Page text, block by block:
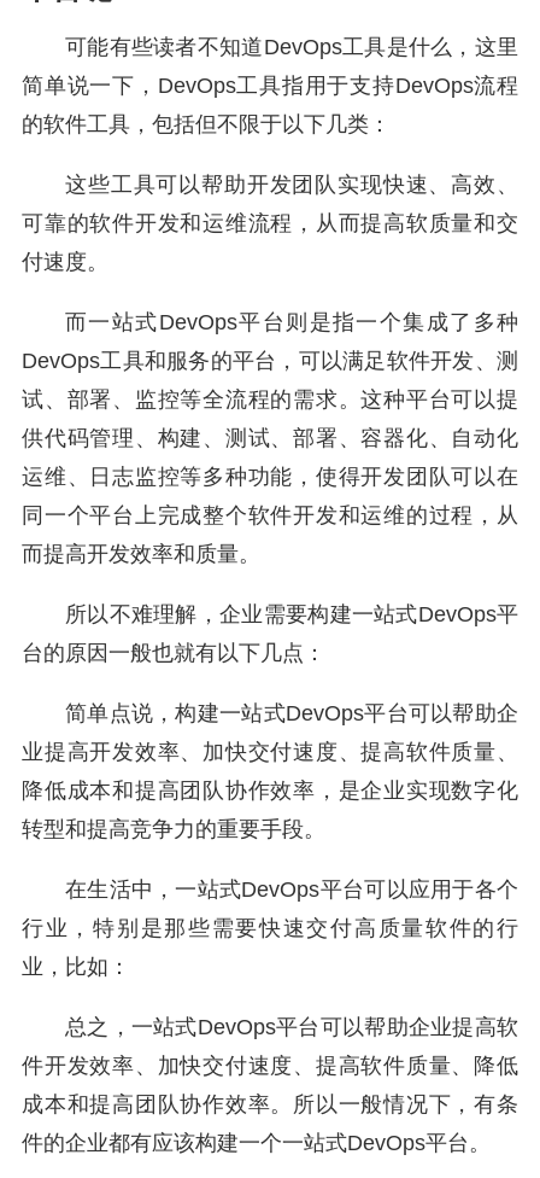
可能有些读者不知道DevOps工具是什么，这里
简单说一下，DevOps工具指用于支持DevOps流程
的软件工具，包括但不限于以下几类：
这些工具可以帮助开发团队实现快速、高效、
可靠的软件开发和运维流程，从而提高软质量和交
付速度。
而一站式DevOps平台则是指一个集成了多种
DevOps工具和服务的平台，可以满足软件开发、测
试、部署、监控等全流程的需求。这种平台可以提
供代码管理、构建、测试、部署、容器化、自动化
运维、日志监控等多种功能，使得开发团队可以在
同一个平台上完成整个软件开发和运维的过程，从
而提高开发效率和质量。
所以不难理解，企业需要构建一站式DevOps平
台的原因一般也就有以下几点：
简单点说，构建一站式DevOps平台可以帮助企
业提高开发效率、加快交付速度、提高软件质量、
降低成本和提高团队协作效率，是企业实现数字化
转型和提高竞争力的重要手段。
在生活中，一站式DevOps平台可以应用于各个
行业，特别是那些需要快速交付高质量软件的行
业，比如：
总之，一站式DevOps平台可以帮助企业提高软
件开发效率、加快交付速度、提高软件质量、降低
成本和提高团队协作效率。所以一般情况下，有条
件的企业都有应该构建一个一站式DevOps平台。